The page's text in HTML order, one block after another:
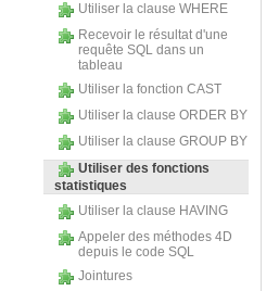
Utiliser la clause WHERE
Recevoir le résultat d'une
requête SQL dans un
tableau
Utiliser la fonction CAST
Utiliser la clause ORDER BY
Utiliser la clause GROUP BY
Utiliser des fonctions
statistiques
Utiliser la clause HAVING
Appeler des méthodes 4D
depuis le code SQL
Jointures